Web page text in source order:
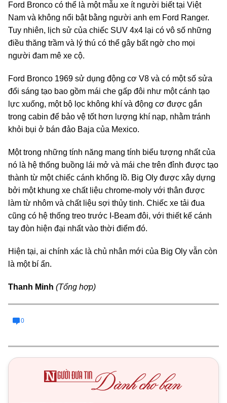
Ford Bronco có thể là một mẫu xe ít người biết tại Việt
Nam và không nổi bật bằng người anh em Ford Ranger.
Tuy nhiên, lịch sử của chiếc SUV 4x4 lại có vô số những
điều thăng trầm và lý thú có thể gây bất ngờ cho mọi
người đam mê xe cộ.
Ford Bronco 1969 sử dụng động cơ V8 và có một số sửa
đổi sáng tạo bao gồm mái che gấp đôi như một cánh tạo
lực xuống, một bộ lọc không khí và động cơ được gắn
trong cabin để bảo vệ tốt hơn lượng khí nạp, nhằm tránh
khỏi bụi ở bán đảo Baja của Mexico.
Một trong những tính năng mang tính biểu tượng nhất của
nó là hệ thống buồng lái mở và mái che trên đỉnh được tạo
thành từ một chiếc cánh khổng lồ. Big Oly được xây dựng
bởi một khung xe chất liệu chrome-moly với thân được
làm từ nhôm và chất liệu sợi thủy tinh. Chiếc xe tải đua
cũng có hệ thống treo trước I-Beam đôi, với thiết kế cánh
tay đòn hiện đại nhất vào thời điểm đó.
Hiện tại, ai chính xác là chủ nhân mới của Big Oly vẫn còn
là một bí ẩn.
Thanh Minh (Tổng hợp)
0